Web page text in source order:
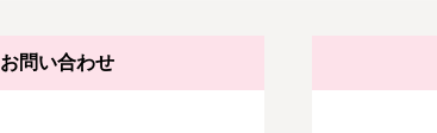
お問い合わせ